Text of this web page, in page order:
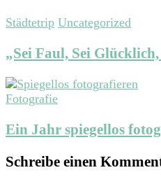
Städtetrip Uncategorized
„Sei Faul, Sei
Fotografie
Ein Jahr spiegellos
Schreibe einen